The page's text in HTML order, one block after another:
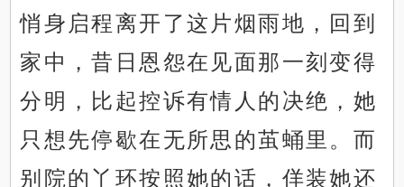
悄身启程离开了这片烟雨地，回到
家中，昔日恩怨在见面那一刻变得
分明，比起控诉有情人的决绝，她
只想先停歇在无所思的茧蛹里。而
别院的丫环按照她的话，佯装她还